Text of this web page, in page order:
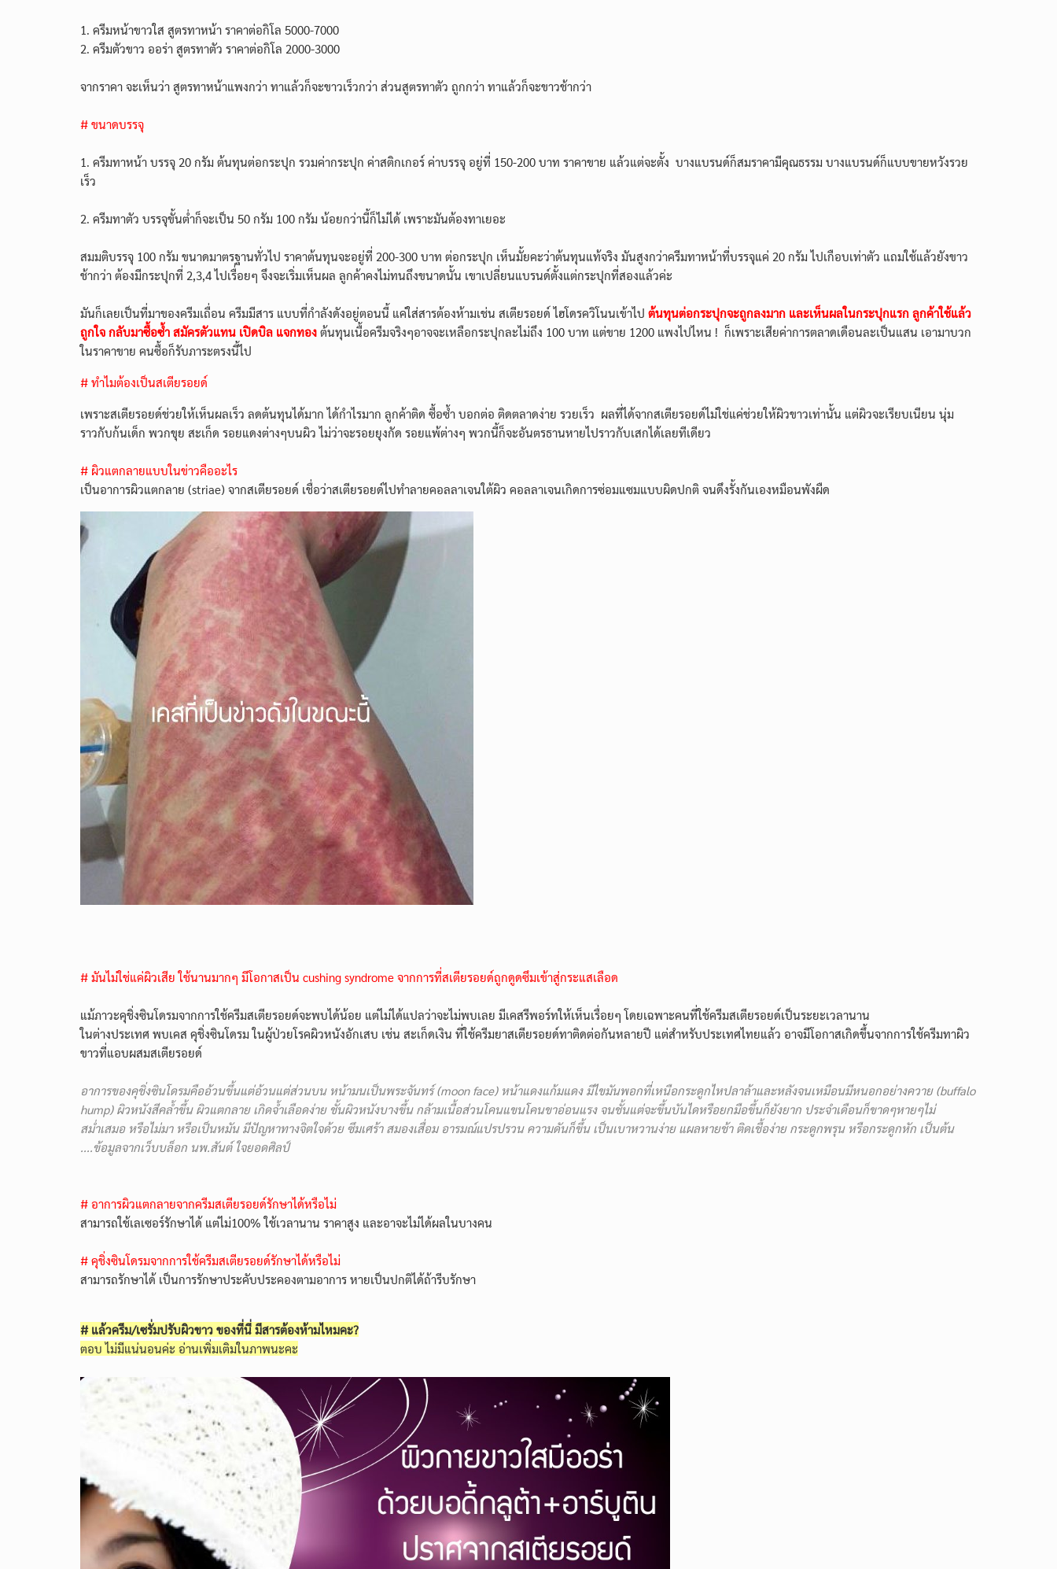
1. ครีมหน้าขาวใส สูตรทาหน้า ราคาต่อกิโล 5000-7000
2. ครีมตัวขาว ออร่า สูตรทาตัว ราคาต่อกิโล 2000-3000
จากราคา จะเห็นว่า สูตรทาหน้าแพงกว่า ทาแล้วก็จะขาวเร็วกว่า ส่วนสูตรทาตัว ถูกกว่า ทาแล้วก็จะขาวช้ากว่า
# ขนาดบรรจุ
1. ครีมทาหน้า บรรจุ 20 กรัม ต้นทุนต่อกระปุก รวมค่ากระปุก ค่าสติกเกอร์​ ค่าบรรจุ อยู่ที่ 150-200 บาท ราคาขาย แล้วแต่จะตั้ง บางแบรนด์ก็สมราคามีคุณธรรม บางแบรนด์ก็แบบขายหวังรวย
เร็ว
2. ครีมทาตัว บรรจุขั้นต่ำก็จะเป็น 50 กรัม 100 กรัม น้อยกว่านี้ก็ไม่ได้ เพราะมันต้องทาเยอะ
สมมติบรรจุ 100 กรัม ขนาดมาตรฐานทั่วไป ราคาต้นทุนจะอยู่ที่ 200-300 บาท ต่อกระปุก เห็นมั้ยคะว่าต้นทุนแท้จริง มันสูงกว่าครีมทาหน้าที่บรรจุแค่ 20 กรัม ไปเกือบเท่าตัว แถมใช้แล้วยังขาว
ช้ากว่า ต้องมีกระปุกที่ 2,3,4 ไปเรื่อยๆ จึงจะเริ่มเห็นผล ลูกค้าคงไม่ทนถึงขนาดนั้น เขาเปลี่ยนแบรนด์ตั้งแต่กระปุกที่สองแล้วค่ะ
มันก็เลยเป็นที่มาของครีมเถื่อน ครีมมีสาร แบบที่กำลังดังอยู่ตอนนี้ แค่ใส่สารต้องห้ามเช่น สเตียรอยด์​ ไฮโดรควิโนนเข้าไป ต้นทุนต่อกระปุกจะถูกลงมาก และเห็นผลในกระปุกแรก ลูกค้าใช้แล้ว
ถูกใจ กลับมาซื้อซ้ำ สมัครตัวแทน เปิดบิล แจกทอง ต้นทุนเนื้อครีมจริงๆอาจจะเหลือกระปุกละไม่ถึง 100 บาท แต่ขาย 1200 แพงไปไหน ! ก็เพราะเสียค่าการตลาดเดือนละเป็นแสน เอามาบวก
ในราคาขาย คนซื้อก็รับภาระตรงนี้ไป
# ทำไมต้องเป็นสเตียรอยด์
เพราะสเตียรอยด์ช่วยให้เห็นผลเร็ว ลดต้นทุนได้มาก ได้กำไรมาก ลูกค้าติด ซื้อซ้ำ บอกต่อ ติดตลาดง่าย รวยเร็ว ผลที่ได้จากสเตียรอยด์ไม่ใช่แค่ช่วยให้ผิวขาวเท่านั้น แต่ผิวจะเรียบเนียน นุ่ม
ราวกับก้นเด็ก พวกขุย สะเก็ด รอยแดงต่างๆบนผิว ไม่ว่าจะรอยยุงกัด รอยแพ้ต่างๆ พวกนี้ก็จะอันตรธานหายไปราวกับเสกได้เลยทีเดียว
# ผิวแตกลายแบบในข่าวคืออะไร
เป็นอาการผิวแตกลาย (striae) จากสเตียรอยด์ เชื่อว่าสเตียรอยด์ไปทำลายคอลลาเจนใต้ผิว คอลลาเจนเกิดการซ่อมแซมแบบผิดปกติ จนดึงรั้งกันเองหมือนพังผืด
# มันไม่ใช่แค่ผิวเสีย ใช้นานมากๆ มีโอกาสเป็น cushing syndrome จากการที่สเตียรอยด์ถูกดูดซึมเข้าสู่กระแสเลือด
แม้ภาวะคุชิ่งซินโดรมจากการใช้ครีมสเตียรอยด์จะพบได้น้อย แต่ไม่ได้แปลว่าจะไม่พบเลย มีเคสรีพอร์ทให้เห็นเรื่อยๆ โดยเฉพาะคนที่ใช้ครีมสเตียรอยด์เป็นระยะเวลานาน
ในต่างประเทศ พบเคส คุชิ่งซินโดรม ในผู้ป่วยโรคผิวหนังอักเสบ เช่น สะเก็ดเงิน ที่ใช้ครีมยาสเตียรอยด์ทาติดต่อกันหลายปี แต่สำหรับประเทศไทยแล้ว อาจมีโอกาสเกิดขึ้นจากการใช้ครีมทาผิว
ขาวที่แอบผสมสเตียรอยด์
อาการของคุชิ่งซินโดรมคืออ้วนขึ้นแต่อ้วนแต่ส่วนบน หน้ามนเป็นพระจันทร์ (moon face) หน้าแดงแก้มแดง มีไขมันพอกที่เหนือกระดูกไหปลาล้าและหลังจนเหมือนมีหนอกอย่างควาย (buffalo
hump) ผิวหนังสีคล้ำขึ้น ผิวแตกลาย เกิดจ้ำเลือดง่าย ชั้นผิวหนังบางขึ้น กล้ามเนื้อส่วนโคนแขนโคนขาอ่อนแรง จนชั้นแต่จะขึ้นบันไดหรือยกมือขึ้นก็ยังยาก ประจำเดือนก็ขาดๆหายๆไม่
สม่ำเสมอ หรือไม่มา หรือเป็นหมัน มีปัญหาทางจิตใจด้วย ซึมเศร้า สมองเสื่อม อารมณ์แปรปรวน ความดันก็ขึ้น เป็นเบาหวานง่าย แผลหายช้า ติดเชื้อง่าย กระดูกพรุน หรือกระดูกหัก เป็นต้น
....ข้อมูลจากเว็บบล็อก นพ.สันต์ ใจยอดศิลป์
# อาการผิวแตกลายจากครีมสเตียรอยด์รักษาได้หรือไม่
สามารถใช้เลเซอร์รักษาได้ แต่ไม่100% ใช้เวลานาน ราคาสูง และอาจะไม่ได้ผลในบางคน
# คุชิ่งซินโดรมจากการใช้ครีมสเตียรอยด์​รักษาได้หรือไม่
สามารถรักษาได้ เป็นการรักษาประคับประคองตามอาการ หายเป็นปกติได้ถ้ารีบรักษา
# แล้วครีม/เซรั่มปรับผิวขาว ของที่นี่ มีสารต้องห้ามไหมคะ?
ตอบ ไม่มีแน่นอนค่ะ อ่านเพิ่มเติมในภาพนะคะ